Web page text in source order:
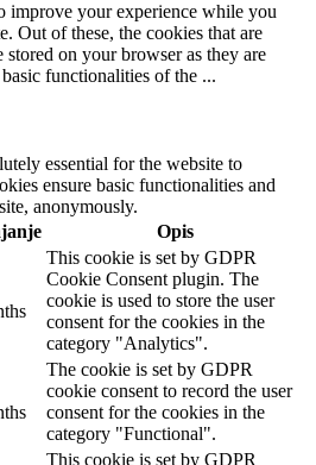
improve your experience while you
Out of these, the cookies that are
stored on your browser as they are
functionalities of the ...
essential for the website to
ensure basic functionalities and
anonymously.
Opis
This cookie is set by GDPR
Cookie Consent plugin. The
cookie is used to store the user
consent for the cookies in the
category "Analytics".
The cookie is set by GDPR
cookie consent to record the user
consent for the cookies in the
category "Functional".
This cookie is set by GDPR